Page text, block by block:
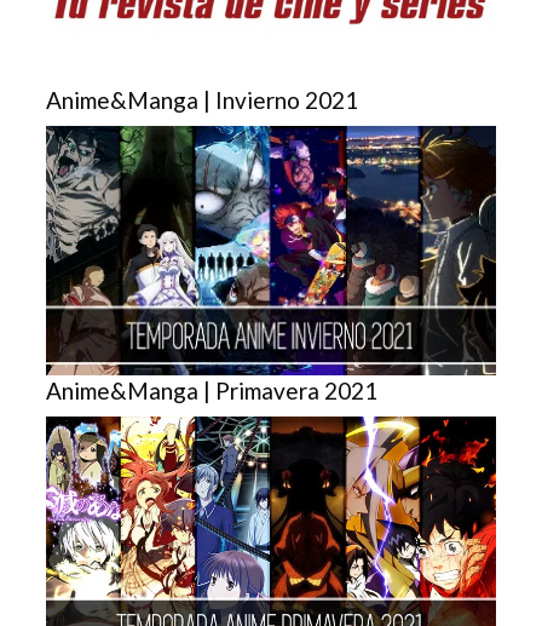
Anime&Manga | Invierno 2021
Anime&Manga | Primavera 2021